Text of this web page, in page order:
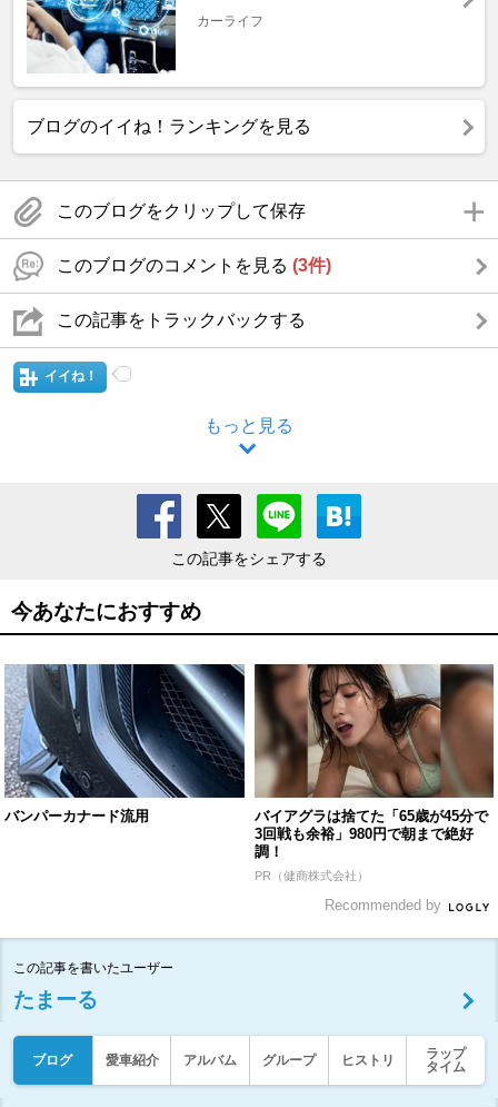
カーライフ
ブログのイイね！ランキングを見る
このブログをクリップして保存
このブログのコメントを見る (3件)
この記事をトラックバックする
イイね！
もっと見る
この記事をシェアする
今あなたにおすすめ
バンパーカナード流用
バイアグラは捨てた「65歳が45分で
3回戦も余裕」980円で朝まで絶好
調！
PR（健商株式会社）
Recommended by
この記事を書いたユーザー
たまーる
ブログ 愛車紹介 アルバム グループ ヒストリ
ラップ
タイム